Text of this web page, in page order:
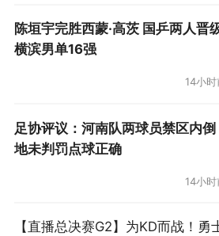
陈垣宇完胜西蒙·高茨 国乒两人晋
横滨男单16强
14小时
足协评议：河南队两球员禁区内倒
地未判罚点球正确
14小时
【直播总决赛G2】为KD而战！勇